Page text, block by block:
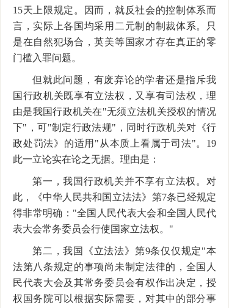
15天上限规定。因而，就反社会的控制体系而
言，实际上各国均采用二元制的制裁体系。只
是在自然犯场合，英美等国家才存在真正的零
门槛入罪问题。
但就此问题，有废弃论的学者还是指斥我
国行政机关既享有立法权，又享有司法权，理
由是我国行政机关在"无须立法机关授权的情况
下"，可"制定行政法规"，同时行政机关对《行
政处罚法》的适用"从本质上看属于司法"。19
此一立论实在论之无据。理由是：
第一，我国行政机关并不享有立法权。对
此，《中华人民共和国立法法》第7条已经规定
得非常明确："全国人民代表大会和全国人民代
表大会常务委员会行使国家立法权。"
第二，我国《立法法》第9条仅仅规定"本
法第八条规定的事项尚未制定法律的，全国人
民代表大会及其常务委员会有权作出决定，授
权国务院可以根据实际需要，对其中的部分事